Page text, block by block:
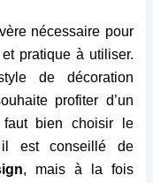
nécessaire pour
pratique à utiliser.
de décoration
profiter d’un
faut bien choisir le
est conseillé de
, mais à la fois